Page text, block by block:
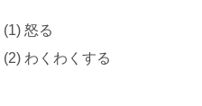
(1) 怒る
(2) わくわくする